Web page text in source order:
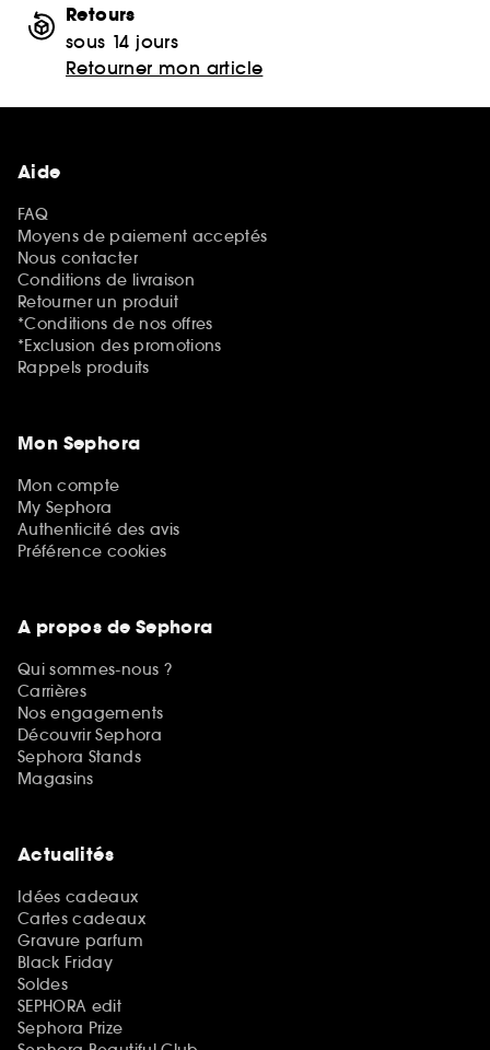
Retours
sous 14 jours
Retourner mon article
Aide
FAQ
Moyens de paiement acceptés
Nous contacter
Conditions de livraison
Retourner un produit
*Conditions de nos offres
*Exclusion des promotions
Rappels produits
Mon Sephora
Mon compte
My Sephora
Authenticité des avis
Préférence cookies
A propos de Sephora
Qui sommes-nous ?
Carrières
Nos engagements
Découvrir Sephora
Sephora Stands
Magasins
Actualités
Idées cadeaux
Cartes cadeaux
Gravure parfum
Black Friday
Soldes
SEPHORA edit
Sephora Prize